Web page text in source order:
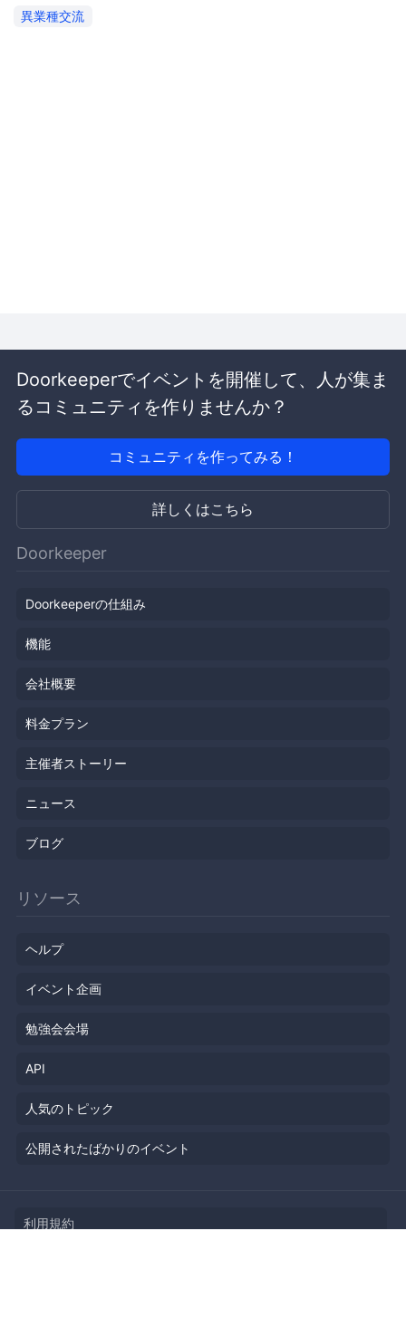
異業種交流
Doorkeeperでイベントを開催して、人が集ま
るコミュニティを作りませんか？
コミュニティを作ってみる！
詳しくはこちら
Doorkeeper
Doorkeeperの仕組み
機能
会社概要
料金プラン
主催者ストーリー
ニュース
ブログ
リソース
ヘルプ
イベント企画
勉強会会場
API
人気のトピック
公開されたばかりのイベント
利用規約